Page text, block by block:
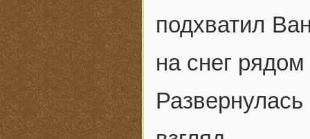
подхватил
на снег